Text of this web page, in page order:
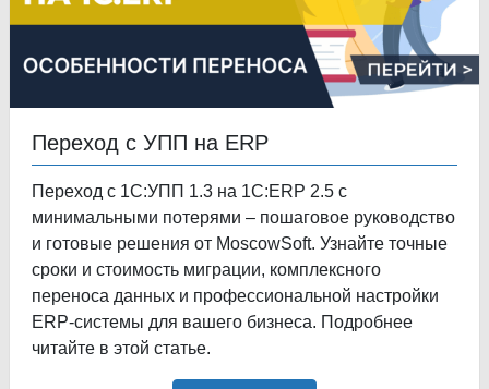
Переход с УПП на ERP
Переход с 1С:УПП 1.3 на 1С:ERP 2.5 с
минимальными потерями – пошаговое руководство
и готовые решения от MoscowSoft. Узнайте точные
сроки и стоимость миграции, комплексного
переноса данных и профессиональной настройки
ERP-системы для вашего бизнеса. Подробнее
читайте в этой статье.